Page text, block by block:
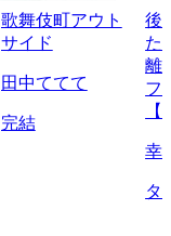
歌舞伎町アウト
サイド
田中ててて
完結
後
た
離
フ
幸
タ